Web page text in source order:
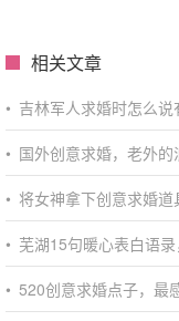
相关文章
• 吉林军人求婚时怎么
• 国外创意求婚，老外的
• 将女神拿下创意求婚
• 芜湖15句暖心表白语
• 520创意求婚点子，最